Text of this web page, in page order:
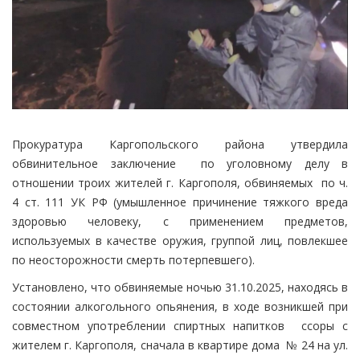
Прокуратура Каргопольского района утвердила
обвинительное заключение по уголовному делу в
отношении троих жителей г. Каргополя, обвиняемых по ч.
4 ст. 111 УК РФ (умышленное причинение тяжкого вреда
здоровью человеку, с применением предметов,
используемых в качестве оружия, группой лиц, повлекшее
по неосторожности смерть потерпевшего).
Установлено, что обвиняемые ночью 31.10.2025, находясь в
состоянии алкогольного опьянения, в ходе возникшей при
совместном употреблении спиртных напитков ссоры с
жителем г. Каргополя, сначала в квартире дома № 24 на ул.